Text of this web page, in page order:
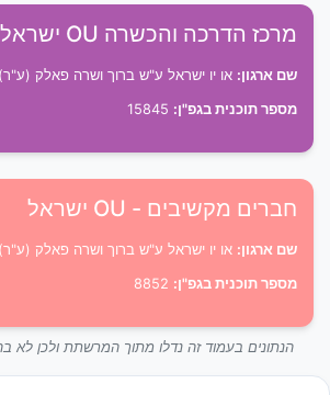
מרכז הדרכה והכשרה OU ישראל
שם ארגון: או יו ישראל ע"ש ברוך ושרה פאלק (ע"ר)
מספר תוכנית בגפ"ן:
חברים מקשיבים - OU ישראל
שם ארגון: או יו ישראל ע"ש ברוך ושרה פאלק (ע"ר)
מספר תוכנית בגפ"ן:
הנתונים בעמוד זה נדלו מתוך המרשתת ולכן לא